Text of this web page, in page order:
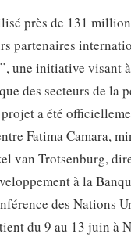
près de 131
partenaires
une initiative visant
des secteurs de la
a été
Fatima Camara,
van Trotsenburg,
à la
des Nations
du 9 au 13 juin à